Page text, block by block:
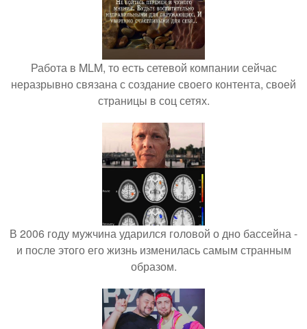
Работа в MLM, то есть сетевой компании сейчас
неразрывно связана с создание своего контента, своей
страницы в соц сетях.
В 2006 году мужчина ударился головой о дно бассейна -
и после этого его жизнь изменилась самым странным
образом.